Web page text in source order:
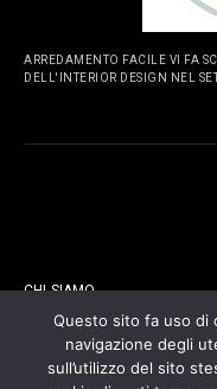
ARREDAMENTO FACILE VI FA
DELL'INTERIOR DESIGN NEL
CHI SIAMO
CONTATTI
Questo sito fa uso di
navigazione degli
sull’utilizzo del sito